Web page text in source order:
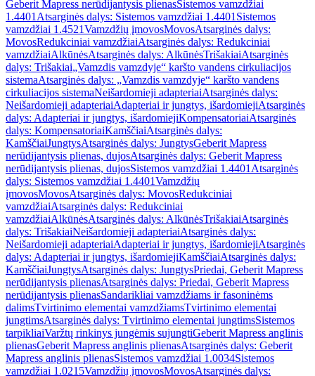
Geberit Mapress nerūdijantysis plienasSistemos vamzdžiai
1.4401 Atsarginės dalys: Sistemos vamzdžiai 1.4401 Sistemos
vamzdžiai 1.4521Vamzdžių įmovosMovosAtsarginės dalys:
MovosRedukciniai vamzdžiaiAtsarginės dalys: Redukciniai
vamzdžiaiAlkūnėsAtsarginės dalys: AlkūnėsTrišakiaiAtsarginės
dalys: Trišakiai„Vamzdis vamzdyje“ karšto vandens cirkuliacijos
sistemaAtsarginės dalys: „Vamzdis vamzdyje“ karšto vandens
cirkuliacijos sistemaNeišardomieji adapteriaiAtsarginės dalys:
Neišardomieji adapteriaiAdapteriai ir jungtys, išardomiejiAtsarginės
dalys: Adapteriai ir jungtys, išardomiejiKompensatoriaiAtsarginės
dalys: KompensatoriaiKamščiaiAtsarginės dalys:
KamščiaiJungtysAtsarginės dalys: JungtysGeberit Mapress
nerūdijantysis plienas, dujosAtsarginės dalys: Geberit Mapress
nerūdijantysis plienas, dujosSistemos vamzdžiai 1.4401 Atsarginės
dalys: Sistemos vamzdžiai 1.4401Vamzdžių
įmovosMovosAtsarginės dalys: MovosRedukciniai
vamzdžiaiAtsarginės dalys: Redukciniai
vamzdžiaiAlkūnėsAtsarginės dalys: AlkūnėsTrišakiaiAtsarginės
dalys: TrišakiaiNeišardomieji adapteriaiAtsarginės dalys:
Neišardomieji adapteriaiAdapteriai ir jungtys, išardomiejiAtsarginės
dalys: Adapteriai ir jungtys, išardomiejiKamščiaiAtsarginės dalys:
KamščiaiJungtysAtsarginės dalys: JungtysPriedai, Geberit Mapress
nerūdijantysis plienasAtsarginės dalys: Priedai, Geberit Mapress
nerūdijantysis plienasSandarikliai vamzdžiams ir fasoninėms
dalimsTvirtinimo elementai vamzdžiamsTvirtinimo elementai
jungtimsAtsarginės dalys: Tvirtinimo elementai jungtimsSistemos
tarpikliaiVaržtų rinkinys jungėmis sujungtiGeberit Mapress anglinis
plienasGeberit Mapress anglinis plienasAtsarginės dalys: Geberit
Mapress anglinis plienasSistemos vamzdžiai 1.0034Sistemos
vamzdžiai 1.0215Vamzdžių įmovosMovosAtsarginės dalys: